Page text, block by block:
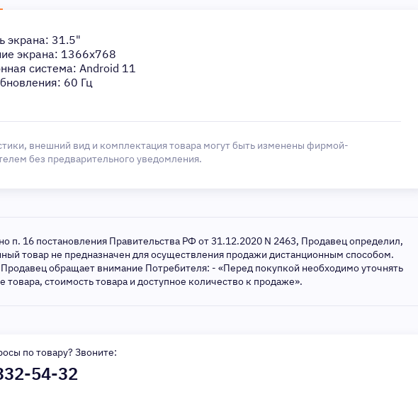
экрана: 31.5"
экрана: 1366x768
система: Android 11
60 Гц
внешний вид и комплектация товара могут быть изменены фирмой-
без предварительного уведомления.
п. 16 постановления Правительства РФ от 31.12.2020 N 2463, Продавец определил,
товар не предназначен для осуществления продажи дистанционным способом.
обращает внимание Потребителя: - «Перед покупкой необходимо уточнять
товара, стоимость товара и доступное количество к продаже».
по товару? Звоните:
54-32